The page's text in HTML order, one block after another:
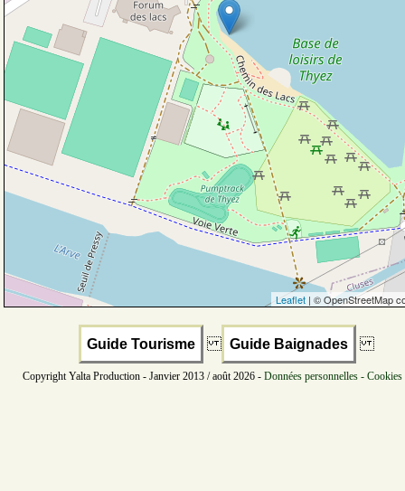
Leaflet | © OpenStreetMap
Guide Tourisme Guide Baignades
Copyright Yalta Production - Janvier 2013 / août 2026 - Données personnelles -